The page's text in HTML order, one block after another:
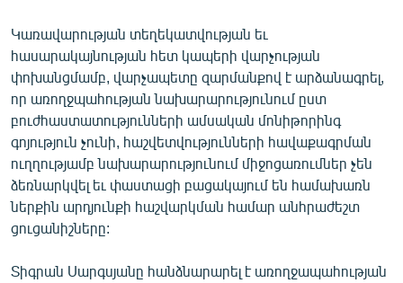
ՄՇԱԿՈՒՅԹ
ՍՊՈՐՏ
ՄԵԿՆԱԲԱՆՈՒԹՅՈՒՆ
ՏՏ ԵՒ ԻՆՏԵՐՆԵՏ
ԿՈՐՈՆԱՎԻՐՈՒՍ
ԱՐԽԻՎ
ՏԵՍԱՆՅՈՒԹԵՐ
ԲԱՆԱՎԵՃ
Կառավարության տեղեկատվության եւ
հասարակայնության հետ կապերի վարչության
փոխանցմամբ, վարչապետը զարմանքով է արձանագրել,
որ առողջպահության նախարարությունում ըստ
բուժհաստատությունների ամսական մոնիթորինգ
գոյություն չունի, հաշվետվությունների հավաքագրման
ուղղությամբ նախարարությունում միջոցառումներ չեն
ձեռնարկվել եւ փաստացի բացակայում են համախառն
ներքին արդյունքի հաշվարկման համար անհրաժեշտ
ցուցանիշները:
Տիգրան Սարգսյանը հանձնարարել է առողջապահության